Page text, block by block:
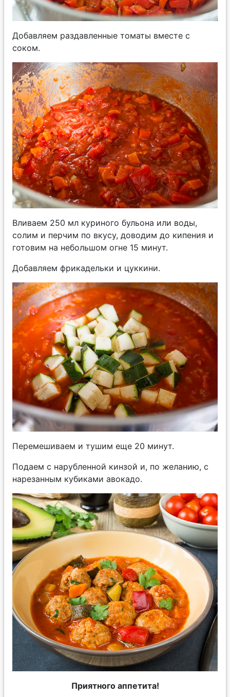
Добавляем раздавленные томаты вместе с
соком.
Вливаем 250 мл куриного бульона или воды,
солим и перчим по вкусу, доводим до кипения и
готовим на небольшом огне 15 минут.
Добавляем фрикадельки и цуккини.
Перемешиваем и тушим еще 20 минут.
Подаем с нарубленной кинзой и, по желанию, с
нарезанным кубиками авокадо.
Приятного аппетита!